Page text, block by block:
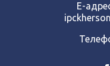
Е-